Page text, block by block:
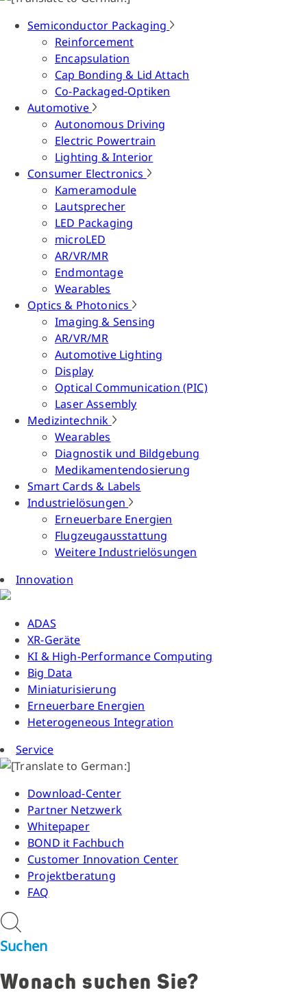
Semiconductor Packaging
Reinforcement
Encapsulation
Cap Bonding & Lid Attach
Co-Packaged-Optiken
Automotive
Autonomous Driving
Electric Powertrain
Lighting & Interior
Consumer Electronics
Kameramodule
Lautsprecher
LED Packaging
microLED
AR/VR/MR
Endmontage
Wearables
Optics & Photonics
Imaging & Sensing
AR/VR/MR
Automotive Lighting
Display
Optical Communication (PIC)
Laser Assembly
Medizintechnik
Wearables
Diagnostik und Bildgebung
Medikamentendosierung
Smart Cards & Labels
Industrielösungen
Erneuerbare Energien
Flugzeugausstattung
Weitere Industrielösungen
Innovation
ADAS
XR-Geräte
KI & High-Performance Computing
Big Data
Miniaturisierung
Erneuerbare Energien
Heterogeneous Integration
Service
Download-Center
Partner Netzwerk
Whitepaper
BOND it Fachbuch
Customer Innovation Center
Projektberatung
FAQ
Suchen
Wonach suchen Sie?